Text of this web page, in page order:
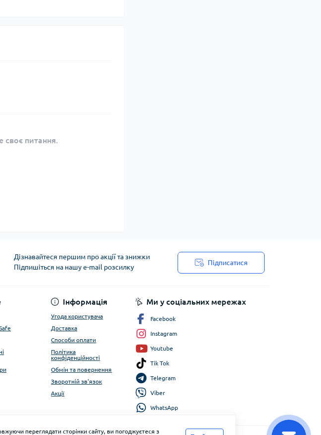
своє питання.
Дізнавайтеся першим про акції та знижки
Підпишіться на нашу e-mail розсилку
Підписатися
Інформація
Угода користувача
Доставка
Способи оплати
Політика
конфіденційності
Обмін та повернення
Зворотній зв'язок
Акції
Ми у соціальних мережах
Facebook
Instagram
Youtube
Tik Tok
Telegram
Viber
WhatsApp
переглядати сторінки сайту, ви погоджуєтеся з